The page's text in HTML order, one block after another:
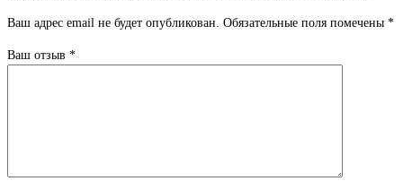
Ваш адрес email не будет опубликован. Обязательные поля помечены *
Ваш отзыв *